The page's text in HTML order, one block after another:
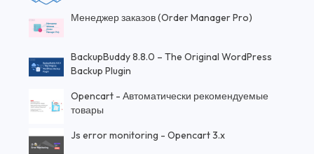
Менеджер заказов (Order Manager Pro)
BackupBuddy 8.8.0 – The Original WordPress
Backup Plugin
Opencart - Автоматически рекомендуемые
товары
Js error monitoring - Opencart 3.x